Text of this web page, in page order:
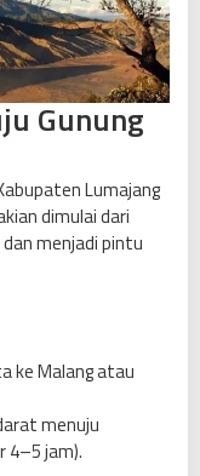
Gunung
Lumajang
dimulai dari
menjadi pintu
ke Malang atau
menuju
4–5 jam).